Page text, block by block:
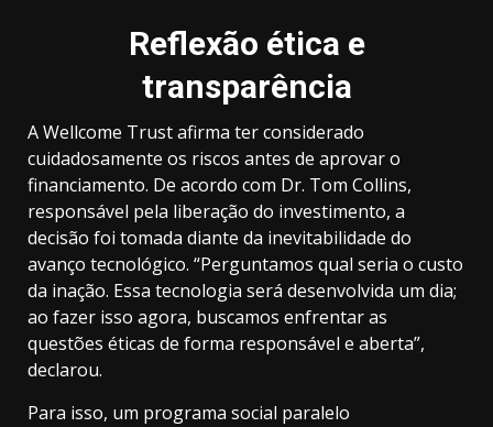
Reflexão ética e
transparência
A Wellcome Trust afirma ter considerado
cuidadosamente os riscos antes de aprovar o
financiamento. De acordo com Dr. Tom Collins,
responsável pela liberação do investimento, a
decisão foi tomada diante da inevitabilidade do
avanço tecnológico. “Perguntamos qual seria o custo
da inação. Essa tecnologia será desenvolvida um dia;
ao fazer isso agora, buscamos enfrentar as
questões éticas de forma responsável e aberta”,
declarou.
Para isso, um programa social paralelo